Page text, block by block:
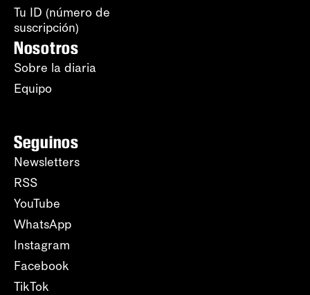
Tu ID (número de
suscripción)
Nosotros
Sobre la diaria
Equipo
Seguinos
Newsletters
RSS
YouTube
WhatsApp
Instagram
Facebook
TikTok